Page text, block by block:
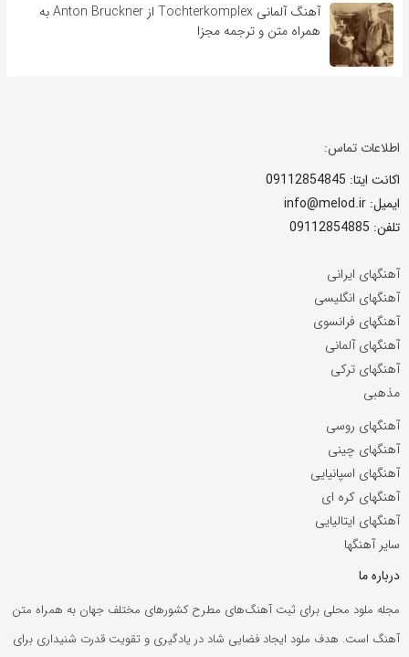
آهنگ آلمانی Tochterkomplex از Anton Bruckner به
همراه متن و ترجمه مجزا
اطلاعات تماس:
اکانت ایتا: 09112854845
ایمیل: info@melod.ir
تلفن: 09112854885
آهنگهای ایرانی
آهنگهای انگلیسی
آهنگهای فرانسوی
آهنگهای آلمانی
آهنگهای ترکی
مذهبی
آهنگهای روسی
آهنگهای چینی
آهنگهای اسپانیایی
آهنگهای کره ای
آهنگهای ایتالیایی
سایر آهنگها
درباره ما
مجله ملود محلی برای ثبت آهنگ‌های مطرح کشورهای مختلف جهان به همراه متن
آهنگ است. هدف ملود ایجاد فضایی شاد در یادگیری و تقویت قدرت شنیداری برای